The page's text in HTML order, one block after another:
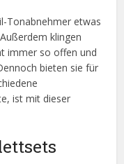
Tonabnehmer etwas
klingen
immer so offen und
bieten sie für
ist mit dieser